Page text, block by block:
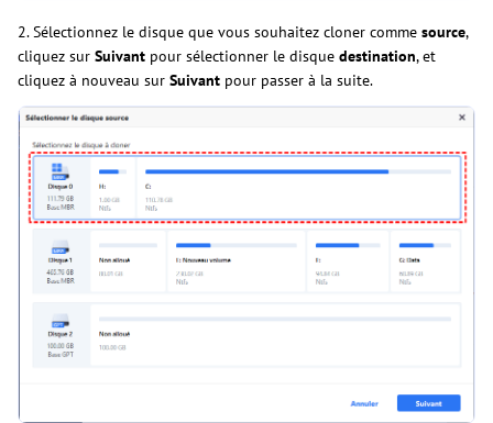
2. Sélectionnez le disque que vous souhaitez cloner comme source,
cliquez sur Suivant pour sélectionner le disque destination, et
cliquez à nouveau sur Suivant pour passer à la suite.